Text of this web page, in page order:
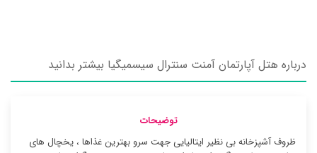
درباره هتل آپارتمان آمنت سنترال سیسمیگیا بیشتر بدانید
توضیحات
ظروف آشپزخانه بی نظیر ایتالیایی جهت سرو بهترین غذاها ، یخچال های